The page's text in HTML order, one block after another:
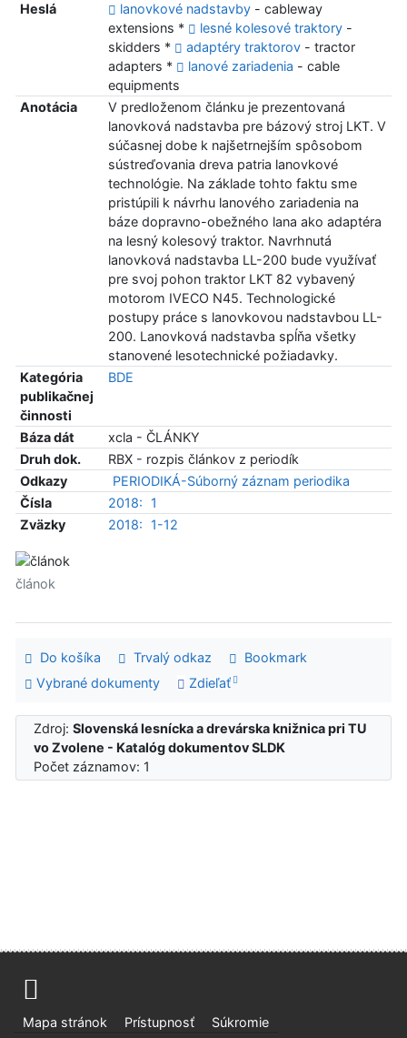
Heslá
lanovkové nadstavby- cableway
extensions *
lesné kolesové traktory-
skidders *
adaptéry traktorov- tractor
adapters *
lanové zariadenia - cable
equipments
Anotácia
V predloženom článku je prezentovaná
lanovková nadstavba pre bázový stroj LKT. V
súčasnej dobe k najšetrnejším spôsobom
sústreďovania dreva patria lanovkové
technológie. Na základe tohto faktu sme
pristúpili k návrhu lanového zariadenia na
báze dopravno-obežného lana ako adaptéra
na lesný kolesový traktor. Navrhnutá
lanovková nadstavba LL-200 bude využívať
pre svoj pohon traktor LKT 82 vybavený
motorom IVECO N45. Technologické
postupy práce s lanovkovou nadstavbou LL-
200. Lanovková nadstavba spĺňa všetky
stanovené lesotechnické požiadavky.
Kategória
publikačnej
činnosti
BDE
Báza dát
xcla - ČLÁNKY
Druh dok.
RBX - rozpis článkov z periodík
Odkazy
PERIODIKÁ-Súborný záznam periodika
Čísla
2018:
1
Zväzky
2018: 1-12
článok
Do košíka Trvalý odkaz
Bookmark
Vybrané dokumenty
Zdieľať
Zdroj:Slovenská lesnícka a drevárska knižnica pri TU
vo Zvolene - Katalóg dokumentov SLDK
Počet záznamov: 1
Mapa stránok Prístupnosť Súkromie